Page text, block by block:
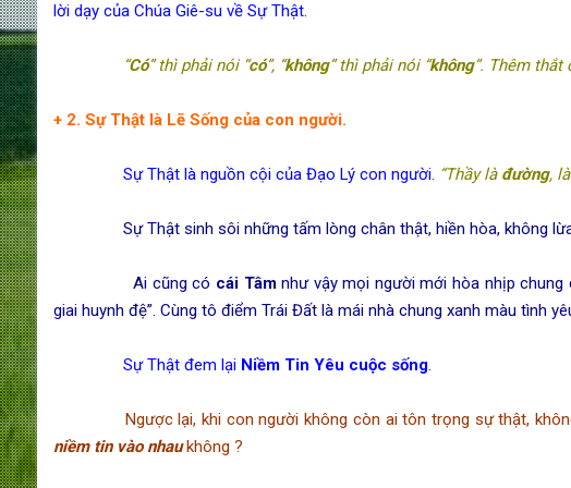
lời dạy của Chúa Giê-su về Sự Thật.
“Có” thì phải nói “có”, “không” thì phải nói “không”. Thêm thắt
+ 2. Sự Thật là Lẽ Sống của con người.
Sự Thật là nguồn cội của Đạo Lý con người. “Thầy là đường, là
Sự Thật sinh sôi những tấm lòng chân thật, hiền hòa, không
Ai cũng có cái Tâmnhư vậy mọi người mới hòa nhịp chung
giai huynh đệ”. Cùng tô điểm Trái Đất là mái nhà chung xanh màu tình
Sự Thật đem lại Niềm Tin Yêu cuộc sống.
Ngược lại, khi con người không còn ai tôn trọng sự thật,
niềm tin vào nhaukhông ?